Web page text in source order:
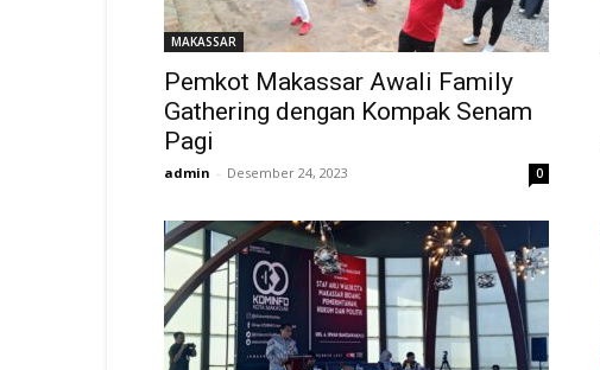
MAKASSAR
Pemkot Makassar Awali Family
Gathering dengan Kompak Senam
Pagi
admin - Desember 24, 2023 0